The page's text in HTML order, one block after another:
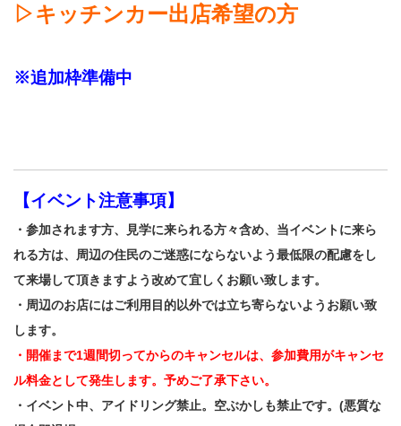
▷キッチンカー出店希望の方
※追加枠準備中
【イベント注意事項】
・参加されます方、見学に来られる方々含め、当イベントに来ら
れる方は、周辺の住民のご迷惑にならないよう最低限の配慮をし
て来場して頂きますよう改めて宜しくお願い致します。
・周辺のお店にはご利用目的以外では立ち寄らないようお願い致
します。
・開催まで1週間切ってからのキャンセルは、参加費用がキャンセ
ル料金として発生します。予めご了承下さい。
・イベント中、アイドリング禁止。空ぶかしも禁止です。(悪質な